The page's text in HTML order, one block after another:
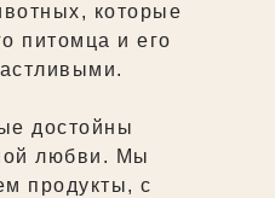
которые
питомца и его
достойны
любви. Мы
продукты, с